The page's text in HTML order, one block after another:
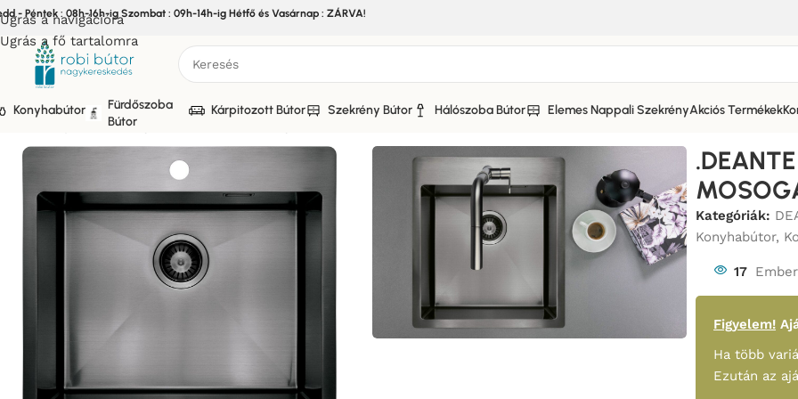
Ugrás a navigációra
Ugrás a fő tartalomra
- Péntek : 08h-16h-ig Szombat : 09h-14h-ig Hétfő és Vasárnap : ZÁRVA!
Konyhabútor
Fürdőszoba
Bútor
Kárpitozott Bútor Szekrény Bútor Hálószoba Bútor Elemes Nappali SzekrényAkciós Termékek
Bútor/Konyhabútor
Kategóriák:
Konyhabútor,
17
Figyelem!
Ha több
Ezután az